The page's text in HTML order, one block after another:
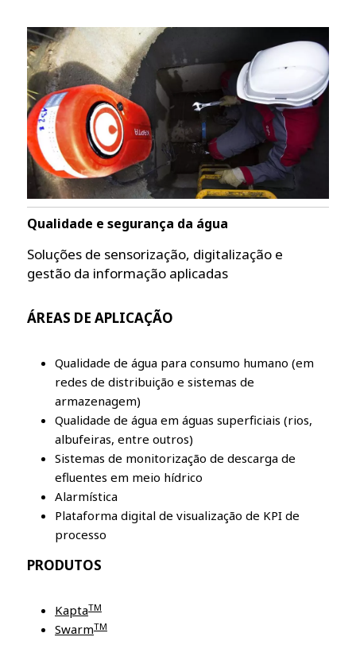
Qualidade e segurança da água
Soluções de sensorização, digitalização e
gestão da informação aplicadas
ÁREAS DE APLICAÇÃO
Qualidade de água para consumo humano (em
redes de distribuição e sistemas de
armazenagem)
Qualidade de água em águas superficiais (rios,
albufeiras, entre outros)
Sistemas de monitorização de descarga de
efluentes em meio hídrico
Alarmística
Plataforma digital de visualização de KPI de
processo
PRODUTOS
KaptaTM
SwarmTM